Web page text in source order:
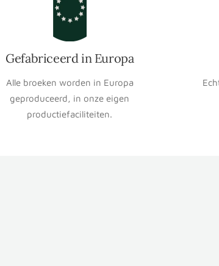
Gefabriceerd in Europa
Alle broeken worden in Europa
geproduceerd, in onze eigen
productiefaciliteiten.